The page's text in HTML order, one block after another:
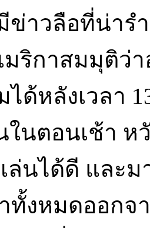
ข่าวลือที่น่าร
มริกาสมมุติว่
ได้หลังเวลา
นตอนเช้า หวั
ล่นได้ดี และ
ทั้งหมดออก